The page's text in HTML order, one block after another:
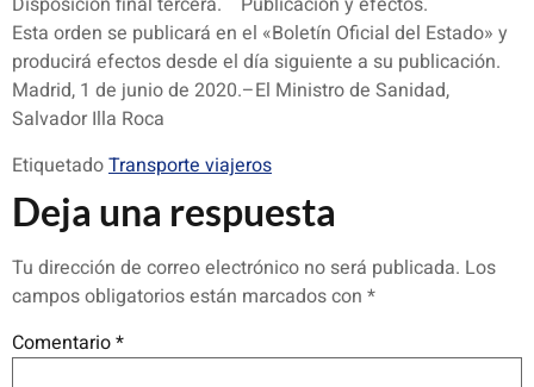
Esta orden se publicará en el «Boletín Oficial del Estado» y
producirá efectos desde el día siguiente a su publicación.
Madrid, 1 de junio de 2020.–El Ministro de Sanidad,
Salvador Illa Roca
EtiquetadoTransporte viajeros
Deja una respuesta
Tu dirección de correo electrónico no será publicada. Los
campos obligatorios están marcados con *
Comentario*